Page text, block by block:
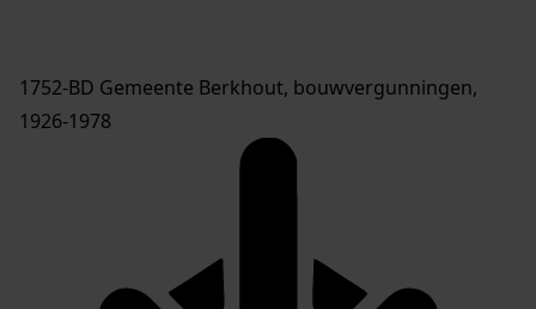
1752-BD Gemeente Berkhout, bouwvergunningen,
1926-1978